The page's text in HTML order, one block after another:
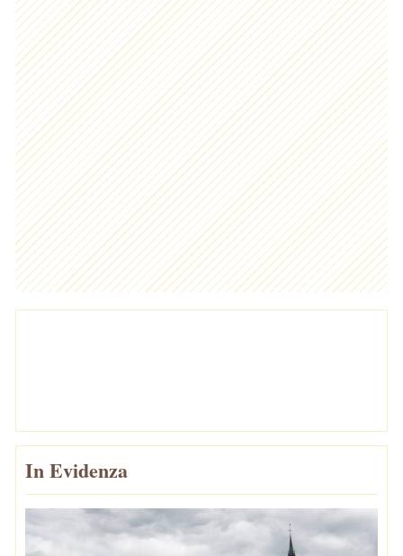
In Evidenza